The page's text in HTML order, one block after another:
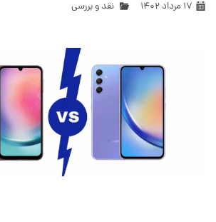
۱۷ مرداد ۱۴۰۲ نقد و بررسی